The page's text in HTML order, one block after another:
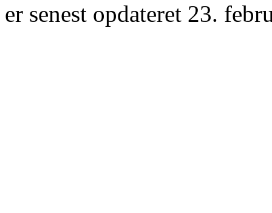
er senest opdateret 23.